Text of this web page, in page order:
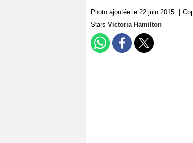
Photo ajoutée le 22 juin 2015
Stars Victoria Hamilton